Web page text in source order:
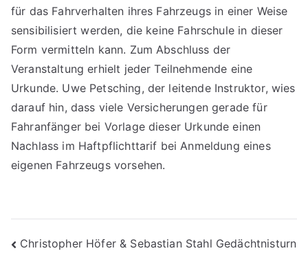
für das Fahrverhalten ihres Fahrzeugs in einer Weise
sensibilisiert werden, die keine Fahrschule in dieser
Form vermitteln kann. Zum Abschluss der
Veranstaltung erhielt jeder Teilnehmende eine
Urkunde. Uwe Petsching, der leitende Instruktor, wies
darauf hin, dass viele Versicherungen gerade für
Fahranfänger bei Vorlage dieser Urkunde einen
Nachlass im Haftpflichttarif bei Anmeldung eines
eigenen Fahrzeugs vorsehen.
Beitragsnavigation
Christopher Höfer & Sebastian Stahl Gedächtnisturn